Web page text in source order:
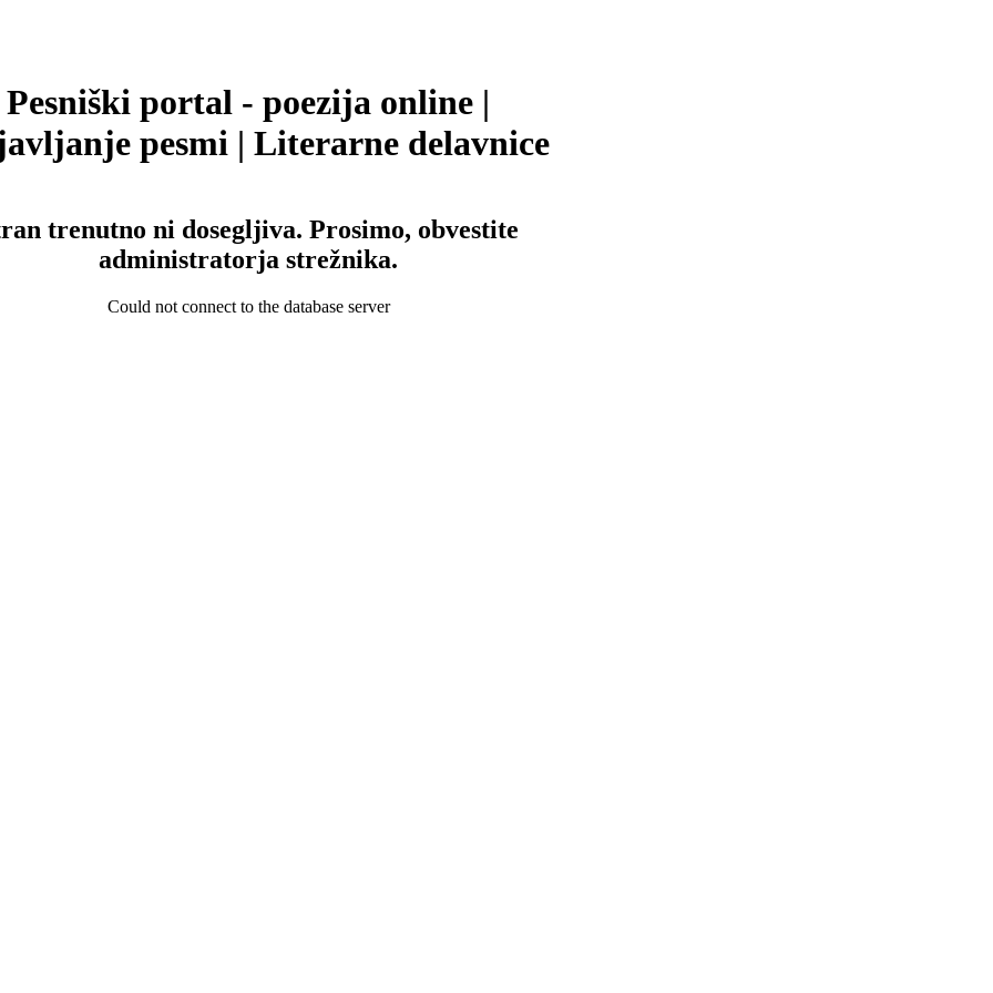
Pesniški portal - poezija online |
pesmi | Literarne delavnice
trenutno ni dosegljiva. Prosimo, obvestite
administratorja strežnika.
Could not connect to the database server